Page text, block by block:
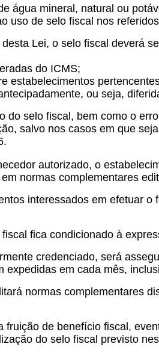
água mineral, natural ou
uso de selo fiscal nos
Lei, o selo fiscal deverá
do ICMS;
estabelecimentos
ou seja,
do selo fiscal, bem como o
salvo nos casos em que
autorizado, o
normas complementares
interessados em efetuar
fica condicionado à
credenciado, será
em cada mês,
normas complementares
fruição de benefício fiscal,
do selo fiscal previsto